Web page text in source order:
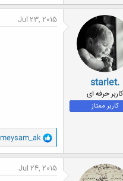
ک
ش
starlet.
کاربر حرفه ای
کاربر ممتاز
Jul 23, 2015
و
ا
ک
ش
meysam_ak
Jul 24, 2015